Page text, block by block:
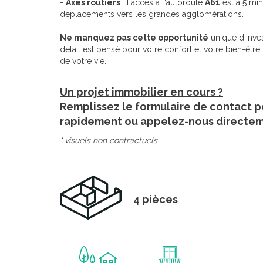
- Axes routiers : l'accès à l'autoroute A61 est à 5
déplacements vers les grandes agglomérations.
Ne manquez pas cette opportunité unique
détail est pensé pour votre confort et votre bien-
de votre vie.
Un projet immobilier en cours ?
Remplissez le formulaire de contact
rapidement ou appelez-nous
* visuels non contractuels
4 pièces